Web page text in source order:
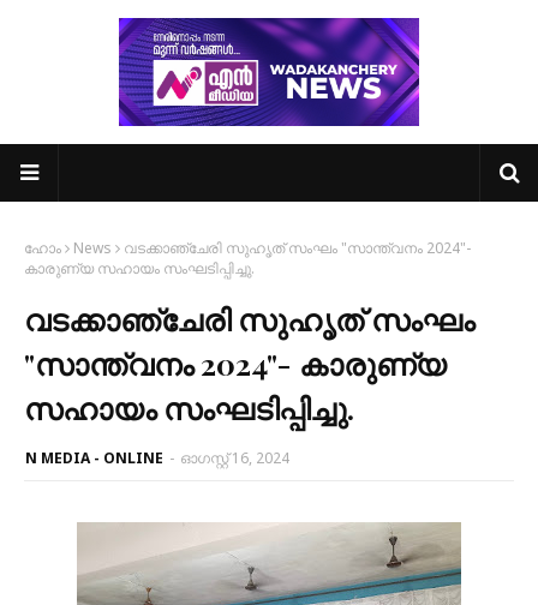
ഹോം News
വടക്കാഞ്ചേരി സുഹൃത് സംഘം "സാന്ത്വനം 2024"-
കാരുണ്യ സഹായം സംഘടിപ്പിച്ചു.
വടക്കാഞ്ചേരി സുഹൃത് സംഘം
"സാന്ത്വനം 2024"- കാരുണ്യ
സഹായം സംഘടിപ്പിച്ചു.
N MEDIA - ONLINE - ഓഗസ്റ്റ് 16, 2024